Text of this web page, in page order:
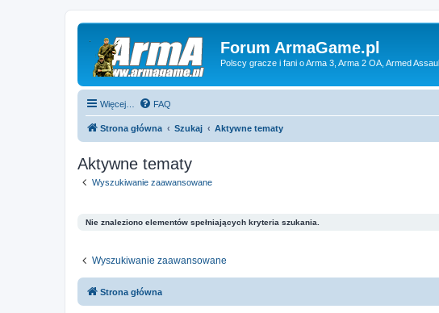
Forum ArmaGame.pl
Polscy gracze i fani o Arma 3, Arma 2 OA, Armed
Więcej… FAQ
Strona główna Szukaj Aktywne tematy
Aktywne tematy
Wyszukiwanie zaawansowane
Nie znaleziono elementów spełniających kryteria szukania.
Wyszukiwanie zaawansowane
Strona główna